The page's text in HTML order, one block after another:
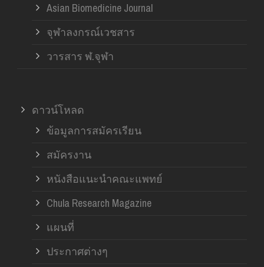
Asian Biomedicine Journal
จุฬาลงกรณ์เวชสาร
วารสาร ฬ.จุฬา
ดาวน์โหลด
ข้อมูลการสมัครเรียน
สมัครงาน
หนังสือแนะนำคณะแพทย์
Chula Research Magazine
แผนที่
ประกาศต่างๆ